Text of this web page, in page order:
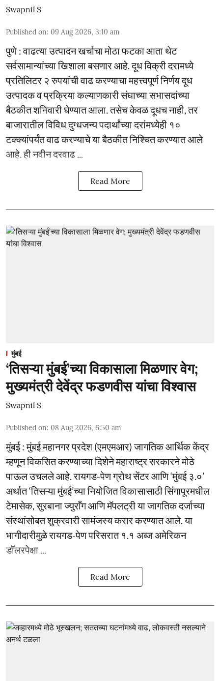
Swapnil S
Published on: 09 Aug 2026, 3:10 am
पुणे : वाढत्या उत्पादन खर्चाचा मोठा फटका आता थेट
सर्वसामान्यांच्या खिशाला बसणार आहे. दूध विक्री दरामध्ये
प्रतिलिटर २ रुपयांची वाढ करण्याचा महत्त्वपूर्ण निर्णय दूध
उत्पादक व प्रक्रिया कल्याणकारी संघाच्या सभासदांच्या
बैठकीत शनिवारी घेण्यात आला. तसेच केवळ दूधच नाही, तर
बाजारातील विविध दुग्धजन्य पदार्थांच्या दरांमध्येही १०
टक्क्यांपर्यंत वाढ करण्याचे या बैठकीत निश्चित करण्यात आले
आहे. ही नवीन दरवाढ ...
Read More
मुंबई
‘तिसऱ्या मुंबई’च्या विकासाला मिळणार वेग;
मुख्यमंत्री देवेंद्र फडणवीस यांचा विश्वास
Swapnil S
Published on: 08 Aug 2026, 6:50 am
मुंबई : मुंबई महानगर प्रदेश (एमएमआर) जागतिक आर्थिक केंद्र
म्हणून विकसित करण्याच्या दिशेने महाराष्ट्र सरकारने मोठे
पाऊल उचलले आहे. रायगड-पेण ग्रोथ सेंटर आणि ‘मुंबई ३.०’
अर्थात ‘तिसऱ्या मुंबई’च्या नियोजित विकासासाठी सिंगापूरमधील
टेमासेक, सुरबाना ज्युराँग आणि मॅपलट्री या जागतिक दर्जाच्या
संस्थांसोबत शुक्रवारी सामंजस्य करार करण्यात आले. या
भागीदारीमुळे रायगड-पेण परिसरात १.१ अब्ज अमेरिकन
डॉलरपेक्षा ...
Read More